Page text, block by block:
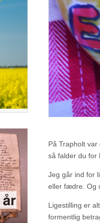
På Trapholt
så falder du for
Jeg går ind for
eller fædre. Og
Ligestilling er
formentlig